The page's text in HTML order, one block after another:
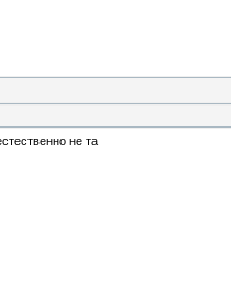
не та